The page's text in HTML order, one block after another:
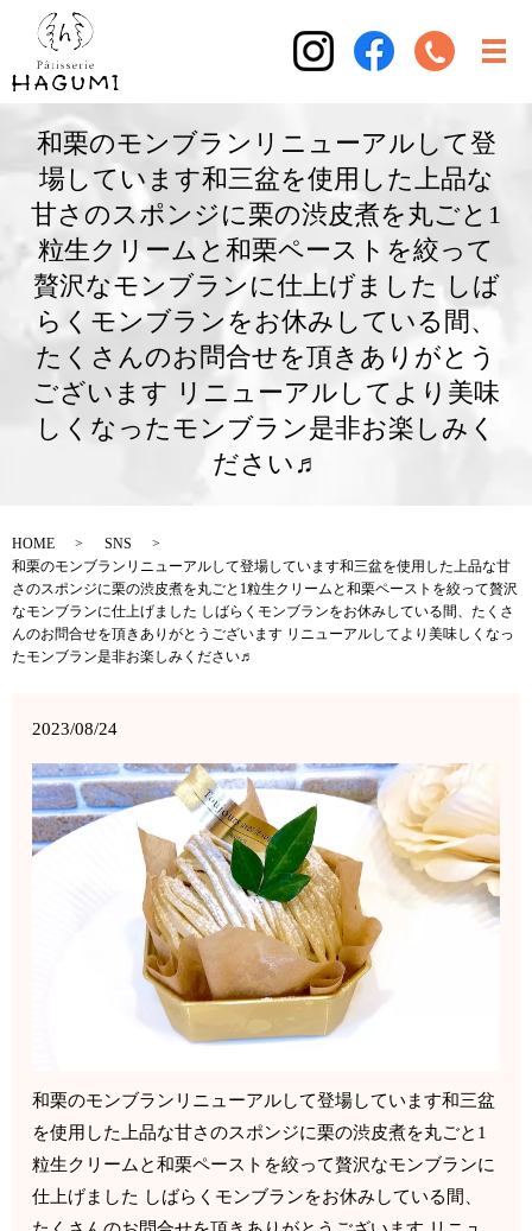
和栗のモンブランリニューアルして登
場しています和三盆を使用した上品な
甘さのスポンジに栗の渋皮煮を丸ごと1
粒生クリームと和栗ペーストを絞って
贅沢なモンブランに仕上げました しば
らくモンブランをお休みしている間、
たくさんのお問合せを頂きありがとう
ございます リニューアルしてより美味
しくなったモンブラン是非お楽しみく
ださい♬
HOME
SNS
和栗のモンブランリニューアルして登場しています和三盆を使用した上品な甘
さのスポンジに栗の渋皮煮を丸ごと1粒生クリームと和栗ペーストを絞って贅沢
なモンブランに仕上げました しばらくモンブランをお休みしている間、たくさ
んのお問合せを頂きありがとうございます リニューアルしてより美味しくなっ
たモンブラン是非お楽しみください♬
2023/08/24
和栗のモンブランリニューアルして登場しています和三盆
を使用した上品な甘さのスポンジに栗の渋皮煮を丸ごと1
粒生クリームと和栗ペーストを絞って贅沢なモンブランに
仕上げました しばらくモンブランをお休みしている間、